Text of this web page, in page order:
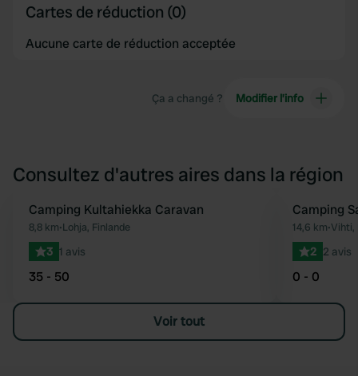
Cartes de réduction (0)
Aucune carte de réduction acceptée
Ça a changé ? Modifier l’info
Consultez d'autres aires dans la région
Préféré
Camping Kultahiekka Caravan
8,8 km•Lohja, Finlande
3 1 avis
35 - 50
Camping
14,6 km•Vihti,
2 2 avis
0 - 0
Voir tout